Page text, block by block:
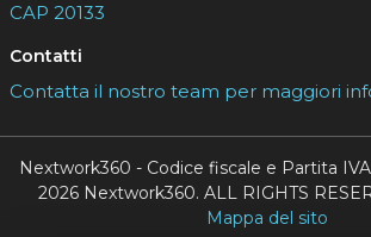
CAP 20133
Contatti
Contatta il nostro team per maggiori
Nextwork360 - Codice fiscale e Partita
2026 Nextwork360. ALL RIGHTS
Mappa del sito